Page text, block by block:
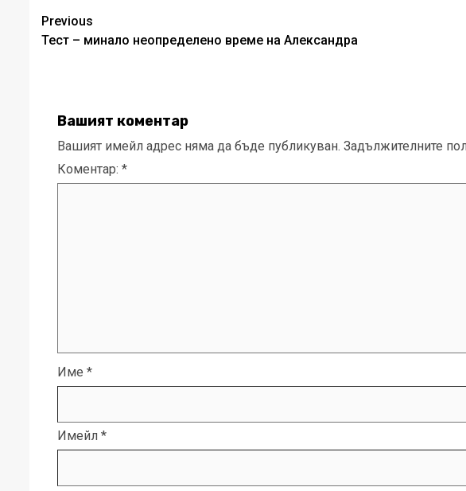
Post
navigation
Previous
Тест – минало неопределено време на Александра
Вашият коментар
Вашият имейл адрес няма да бъде публикуван. Задължителните
Коментар: *
Име *
Имейл *